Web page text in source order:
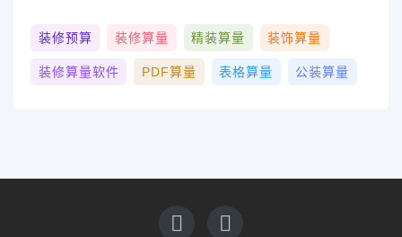
装修预算 装修算量 精装算量 装饰算量
装修算量软件 PDF算量 表格算量 公装算量